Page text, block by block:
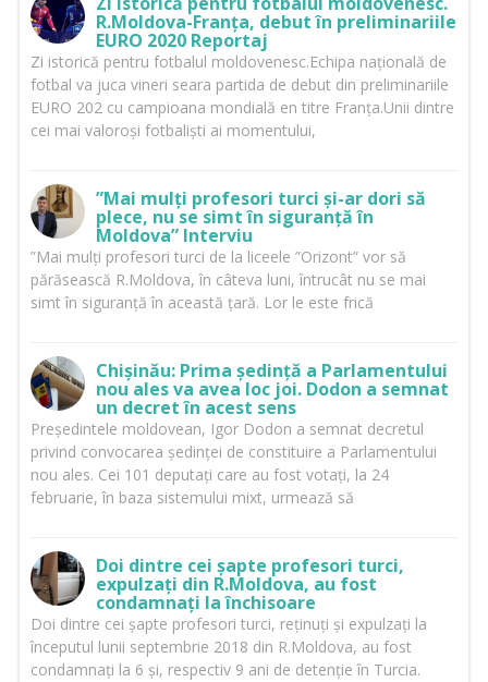
R.Moldova-Franța, debut în preliminariile
EURO 2020 Reportaj
Zi istorică pentru fotbalul moldovenesc.Echipa națională de
fotbal va juca vineri seara partida de debut din preliminariile
EURO 202 cu campioana mondială en titre Franța.Unii dintre
cei mai valoroși fotbaliști ai momentului,
”Mai mulți profesori turci și-ar dori să
plece, nu se simt în siguranță în
Moldova” Interviu
”Mai mulți profesori turci de la liceele ”Orizont” vor să
părăsească R.Moldova, în câteva luni, întrucât nu se mai
simt în siguranță în această țară. Lor le este frică
Chișinău: Prima ședință a Parlamentului
nou ales va avea loc joi. Dodon a semnat
un decret în acest sens
Președintele moldovean, Igor Dodon a semnat decretul
privind convocarea ședinței de constituire a Parlamentului
nou ales. Cei 101 deputați care au fost votați, la 24
februarie, în baza sistemului mixt, urmează să
Doi dintre cei șapte profesori turci,
expulzați din R.Moldova, au fost
condamnați la închisoare
Doi dintre cei șapte profesori turci, reținuți și expulzați la
începutul lunii septembrie 2018 din R.Moldova, au fost
condamnați la 6 și, respectiv 9 ani de detenție în Turcia.